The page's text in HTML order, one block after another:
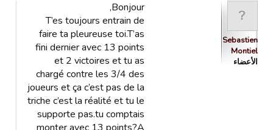
Sebastien
Montiel
الأعضاء
Bonjour,
T’es toujours entrain de
faire ta pleureuse toi.T’as
fini dernier avec 13 points
et 2 victoires et tu as
chargé contre les 3/4 des
joueurs et ça c’est pas de la
triche c’est la réalité et tu le
supporte pas.tu comptais